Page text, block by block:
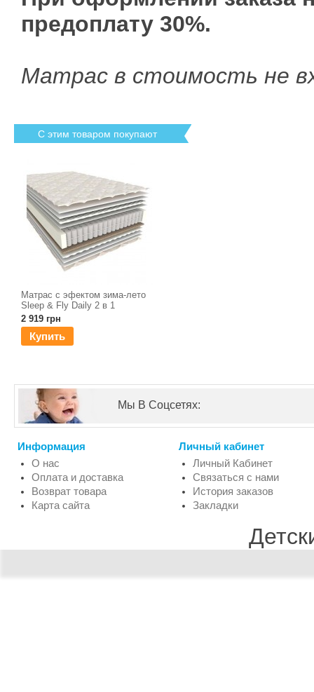
предоплату 30%.
Матрас в стоимость не
С этим товаром покупают
Матрас с эфектом зима-лето
Sleep & Fly Daily 2 в 1
2 919 грн
Купить
Мы В Соцсетях:
Информация
О нас
Оплата и доставка
Возврат товара
Карта сайта
Личный кабинет
Личный Кабинет
Связаться с нами
История заказов
Закладки